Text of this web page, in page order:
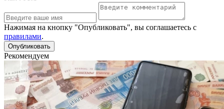
Нажимая на кнопку "Опубликовать", вы соглашаетесь с
правилами.
Рекомендуем